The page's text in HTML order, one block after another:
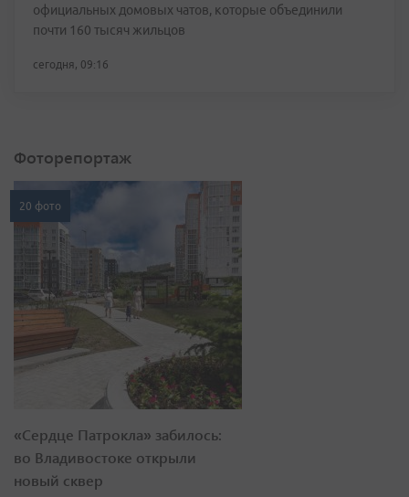
официальных домовых чатов, которые объединили
почти 160 тысяч жильцов
сегодня, 09:16
Фоторепортаж
20 фото
«Сердце Патрокла» забилось:
во Владивостоке открыли
новый сквер